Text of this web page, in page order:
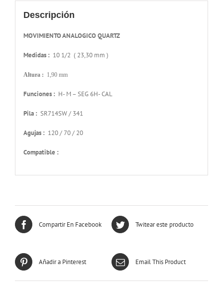
Descripción
MOVIMIENTO ANALOGICO QUARTZ
Medidas : 10 1/2 ( 23,30 mm )
Altura : 1,90 mm
Funciones : H- M – SEG 6H- CAL
Pila : SR714SW / 341
Agujas : 120 / 70 / 20
Compatible :
Compartir En Facebook Twitear este producto
Añadir a Pinterest Email This Product